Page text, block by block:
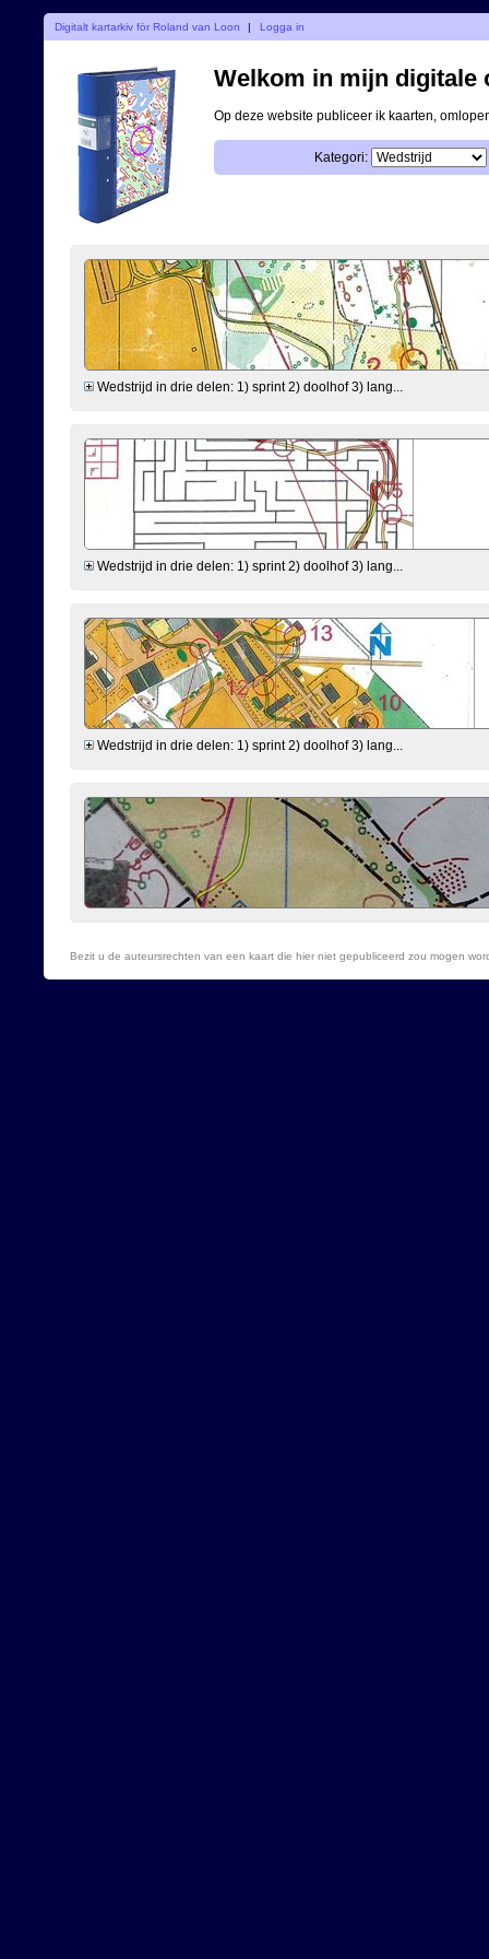
Digitalt kartarkiv för Roland van Loon | Logga in
Welkom in mijn digitale
Op deze website publiceer ik kaarten,
Kategori:
Wedstrijd in drie delen: 1) sprint 2) doolhof 3) lang...
Wedstrijd in drie delen: 1) sprint 2) doolhof 3) lang...
Wedstrijd in drie delen: 1) sprint 2) doolhof 3) lang...
Bezit u de auteursrechten van een kaart die hier niet gepubliceerd zou mogen